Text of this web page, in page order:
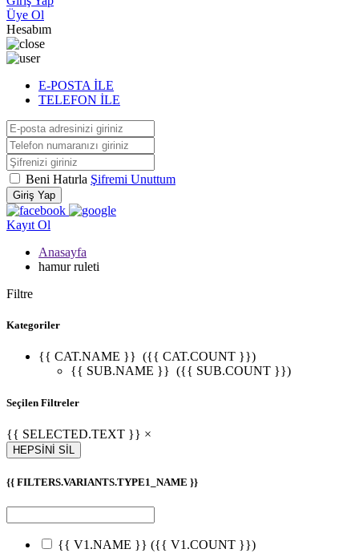
Üye Ol
Hesabım
E-POSTA İLE
TELEFON İLE
Beni Hatırla Şifremi Unuttum
Giriş Yap
Kayıt Ol
Anasayfa
hamur ruleti
Filtre
Kategoriler
{{ CAT.NAME }} ({{ CAT.COUNT }})
{{ SUB.NAME }} ({{ SUB.COUNT }})
Seçilen Filtreler
{{ SELECTED.TEXT }} ×
HEPSİNİ SİL
{{ FILTERS.VARIANTS.TYPE1_NAME }}
{{ V1.NAME }} ({{ V1.COUNT }})